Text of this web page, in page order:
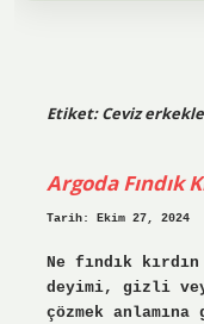
Etiket:Ceviz
Argoda Fındık
Tarih: Ekim 27, 2024
Ne fındık
deyimi, gizli
çözmek